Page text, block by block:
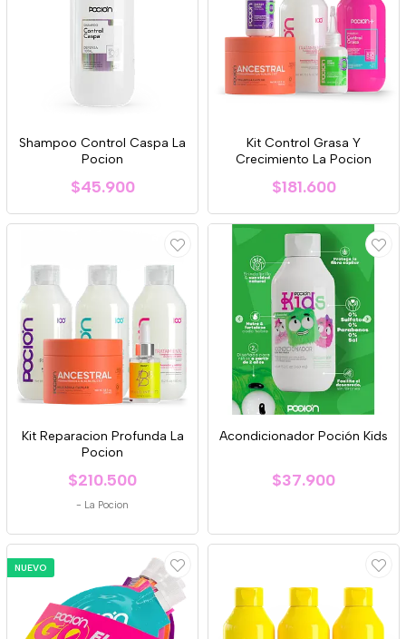
Shampoo Control Caspa La
Pocion
$45.900
Kit Control Grasa Y
Crecimiento La Pocion
$181.600
Kit Reparacion Profunda La
Pocion
$210.500
- La Pocion
Acondicionador Poción Kids
$37.900
NUEVO